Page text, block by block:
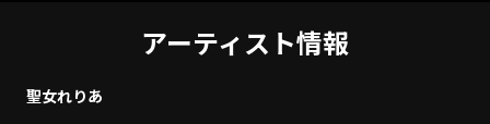
アーティスト情報
聖女れりあ